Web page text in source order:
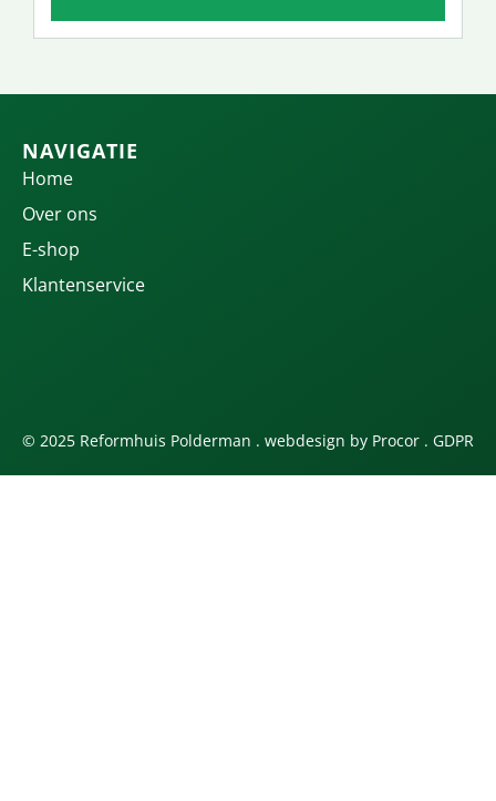
NAVIGATIE
Home
Over ons
E-shop
Klantenservice
© 2025 Reformhuis Polderman . webdesign by Procor . GDPR